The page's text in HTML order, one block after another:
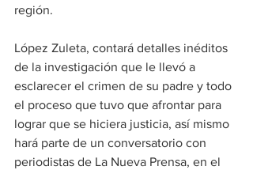
región.
López Zuleta, contará detalles inéditos
de la investigación que le llevó a
esclarecer el crimen de su padre y todo
el proceso que tuvo que afrontar para
lograr que se hiciera justicia, así mismo
hará parte de un conversatorio con
periodistas de La Nueva Prensa, en el